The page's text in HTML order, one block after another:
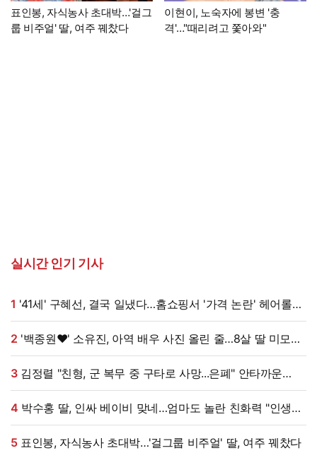
표인봉, 자식농사 초대박…'걸그
룹 비주얼' 딸, 여주 꿰찼다
이현이, 노숙자에 봉변 '충
격'…"때리려고 쫓아와"
실시간 인기 기사
1
대박, 무려 '3만 장' 돌파 [엑's 이슈]
2
대박, 연예인 시켜도 되겠어 [★해시태그]
3김정렬 "친형, 군 복무 중 구타로 사망...은폐" 안타까운
가족사 (데이앤나잇)[전일야화]
4
N회차"
5 표인봉, 자식농사 초대박…'걸그룹 비주얼' 딸, 여주 꿰찼다